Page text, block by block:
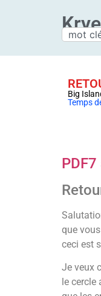
Big
Temps
PDF7
que
ceci est
Je veux
le